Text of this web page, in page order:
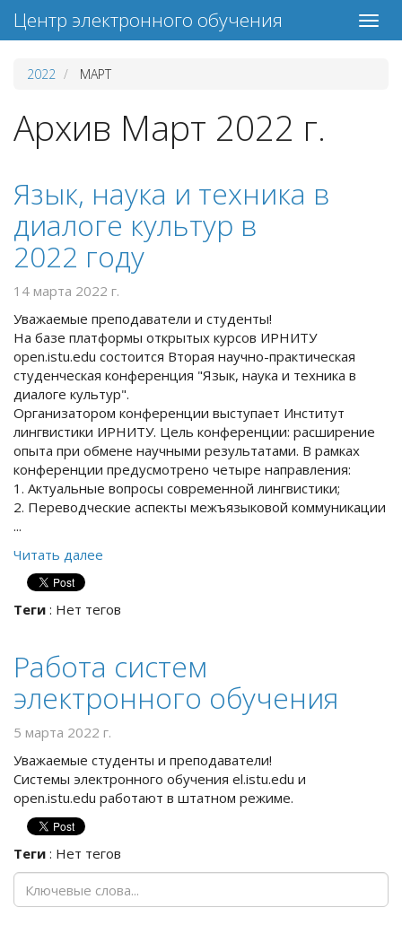
Центр электронного обучения
2022 МАРТ
Архив Март 2022 г.
Язык, наука и техника в
диалоге культур в
2022 году
14 марта 2022 г.
Уважаемые преподаватели и студенты!
На базе платформы открытых курсов ИРНИТУ
open.istu.edu состоится Вторая научно-практическая
студенческая конференция "Язык, наука и техника в
диалоге культур".
Организатором конференции выступает Институт
лингвистики ИРНИТУ. Цель конференции: расширение
опыта при обмене научными результатами. В рамках
конференции предусмотрено четыре направления:
1. Актуальные вопросы современной лингвистики;
2. Переводческие аспекты межъязыковой коммуникации
...
Читать далее
Теги : Нет тегов
Работа систем
электронного обучения
5 марта 2022 г.
Уважаемые студенты и преподаватели!
Системы электронного обучения el.istu.edu и
open.istu.edu работают в штатном режиме.
Теги : Нет тегов